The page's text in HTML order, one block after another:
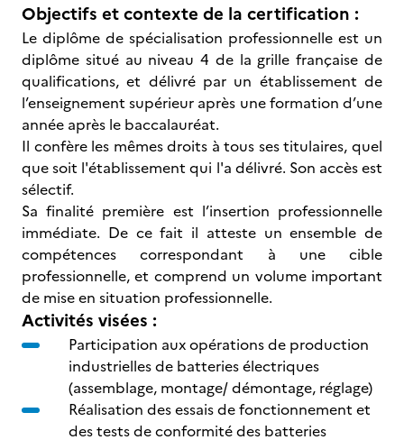
Objectifs et contexte de la certification :
Le diplôme de spécialisation professionnelle est un
diplôme situé au niveau 4 de la grille française de
qualifications, et délivré par un établissement de
l’enseignement supérieur après une formation d’une
année après le baccalauréat.
Il confère les mêmes droits à tous ses titulaires, quel
que soit l'établissement qui l'a délivré. Son accès est
sélectif.
Sa finalité première est l’insertion professionnelle
immédiate. De ce fait il atteste un ensemble de
compétences correspondant à une cible
professionnelle, et comprend un volume important
de mise en situation professionnelle.
Activités visées :
Participation aux opérations de production
industrielles de batteries électriques
(assemblage, montage/ démontage, réglage)
Réalisation des essais de fonctionnement et
des tests de conformité des batteries